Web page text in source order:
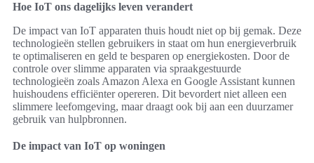
Hoe IoT ons dagelijks leven verandert
De impact van IoT apparaten thuis houdt niet op bij gemak. Deze
technologieën stellen gebruikers in staat om hun energieverbruik
te optimaliseren en geld te besparen op energiekosten. Door de
controle over slimme apparaten via spraakgestuurde
technologieën zoals Amazon Alexa en Google Assistant kunnen
huishoudens efficiënter opereren. Dit bevordert niet alleen een
slimmere leefomgeving, maar draagt ook bij aan een duurzamer
gebruik van hulpbronnen.
De impact van IoT op woningen